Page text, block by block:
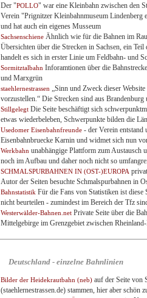
Der "POLLO" war eine Kleinbahn zwischen den
Verein "Prignitzer Kleinbahnmuseum Lindenberg
und hat auch ein eigenes Musseum
Sachsenschiene Ähnlich wie für die Bahnen im
Übersichten über die Strecken in Sachsen, ein
handelt es sich in erster Linie um Feldbahn- und
Sormitztalbahn Inforamtionen über die
und Marxgrün
staehlernestrassen
„Sinn und Zweck dieser
vorzustellen.“ Die Strecken sind aus
Stillgelegt Die Seite beschäftigt sich
etwas wiederbeleben, Schwerpunkte bilden die
Usedomer Eisenbahnfreunde - der Verein entstand
Eisenbahnbruecke Karnin und widmet sich nun
Werkbahn unabhängige Plattform zum Austausch
noch im Aufbau und daher noch nicht so
SCHMALSPURBAHNEN IN (OST-)EUROPA
Autor der Seiten besuchte Schmalspurbahnen in
Bahnstatistik Für die Fans von Statistiken ist diese
nicht beurteilen - zumindest im Bereich der Tfz
Westerwälder-Bahnen.net Private Seite über die
Mittelgebirge im Grenzgebiet zwischen
Deutschland - einzelne Bahnlinien
Bilder der Heidekrautbahn (neb) auf der Seite von
(staehlernestrassen.de) stammen, hier aber schön